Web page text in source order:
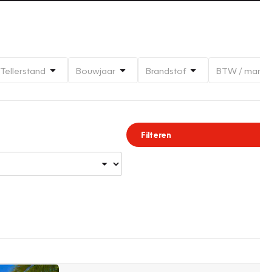
Tellerstand Bouwjaar Brandstof BTW /
Filteren